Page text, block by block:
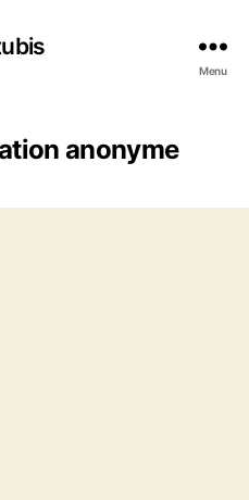
Menu
anonyme